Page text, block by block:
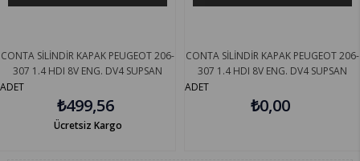
CONTA SİLİNDİR KAPAK PEUGEOT 206-
307 1.4 HDI 8V ENG. DV4 SUPSAN
ADET
₺499,56
Ücretsiz Kargo
CONTA SİLİNDİR KAPAK PEUGEOT 206-
307 1.4 HDI 8V ENG. DV4 SUPSAN
ADET
₺0,00